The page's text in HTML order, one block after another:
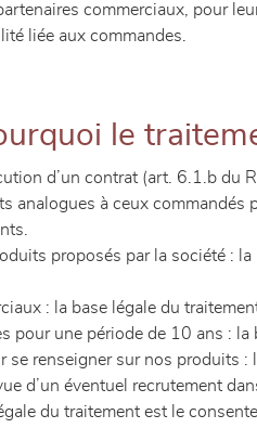
commerciaux, pour
liée aux commandes.
le
d’un contrat (art. 6.1.b du
à ceux
proposés par la société :
: la base légale du
pour une période de 10 ans :
renseigner sur nos produits
d’un éventuel recrutement
du traitement est le